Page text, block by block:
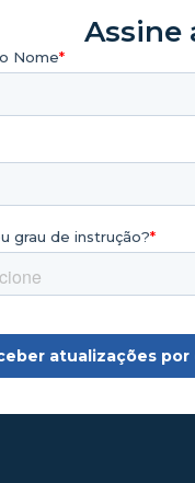
Assine